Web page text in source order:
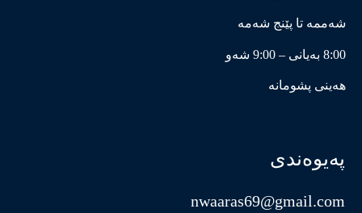
شەممە تا پێنج شەمە
8:00 بەیانی – 9:00 شەو
هەینی پشومانە
پەیوەندی
nwaaras69@gmail.com